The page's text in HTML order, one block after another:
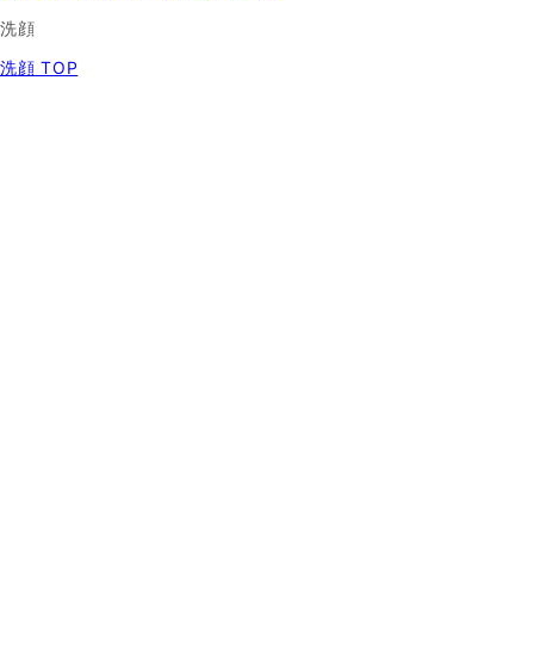
洗顔
洗顔 TOP